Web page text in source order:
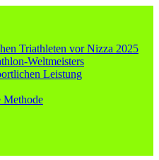
Triathleten vor Nizza 2025
Weltmeisters
Leistung
Methode